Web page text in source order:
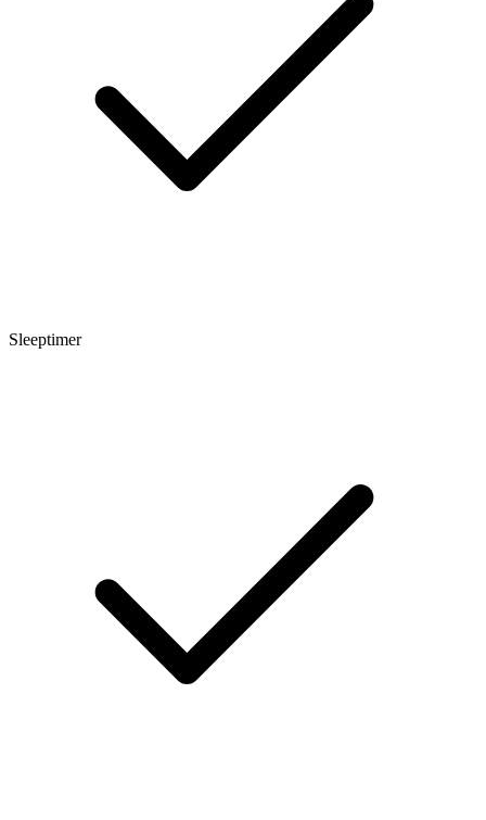
Sleeptimer